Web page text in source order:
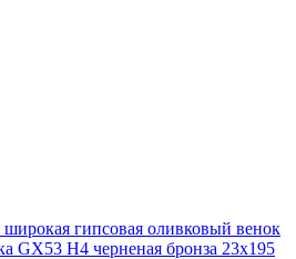
широкая гипсовая оливковый венок
GX53 H4 черненая бронза 23х195